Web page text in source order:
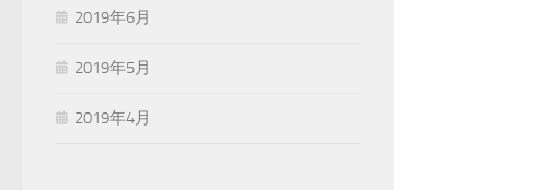
2019年6月
2019年5月
2019年4月